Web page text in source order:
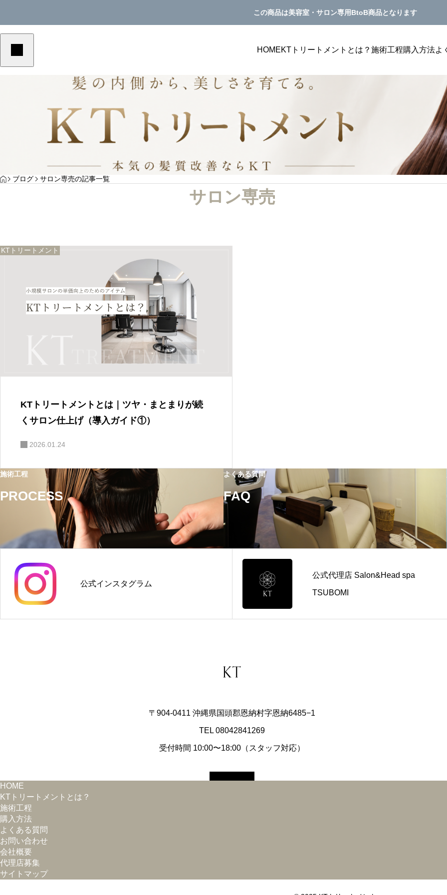
この商品は美容室・サロン専用BtoB商品となります
HOMEKTトリートメントとは？ 施術工程購入方法よ
理由とは？高
美容室単価アップ
美容室の客単価アップにつながる予約メニュ
美容室単価アップ
美容室の客単価アップにつながるメニュー表
の作り方｜選ばれる見せ方を解説
美容室の単価アッ
YOGA PILATES
HOME
ブログ サロン専売の記事一覧
サロン専売
KTトリートメント
KTトリートメントとは｜ツヤ・まとまりが続
くサロン仕上げ（導入ガイド①）
2026.01.24
施術工程
PROCESS
よくある質問
FAQ
公式インスタグラム
公式代理店 Salon&Head spa
TSUBOMI
〒904-0411 沖縄県国頭郡恩納村字恩納6485−1
TEL 08042841269
受付時間 10:00〜18:00（スタッフ対応）
HOME
KTトリートメントとは？
施術工程
購入方法
よくある質問
お問い合わせ
会社概要
代理店募集
サイトマップ